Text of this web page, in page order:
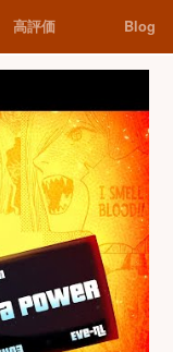
高評価 Blog